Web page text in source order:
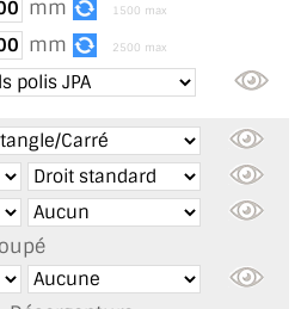
COULEUR
mm 1500 max
mm 2500 max